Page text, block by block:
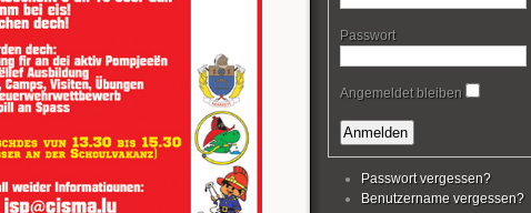
Passwort
Angemeldet bleiben
Passwort vergessen?
Benutzername vergessen?